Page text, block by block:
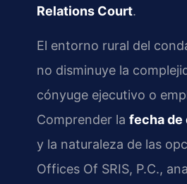
Relations Court.
El entorno rural del
no disminuye la
cónyuge ejecutivo o
Comprender la fecha de
y la naturaleza de las
Offices Of SRIS, P.C.,